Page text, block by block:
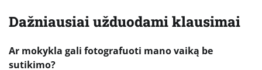
Dažniausiai užduodami klausimai
Ar mokykla gali fotografuoti mano vaiką be
sutikimo?